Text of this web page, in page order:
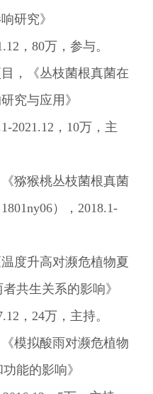
研究》
， 80万，参与。
，《丛枝菌根真菌在
究与应用》
2021.12 ， 10万，主
猕猴桃丛枝菌根真菌
1801ny06）， 2018.1-
度升高对濒危植物夏
共生关系的影响》
， 24万，主持。
模拟酸雨对濒危植物
能的影响》